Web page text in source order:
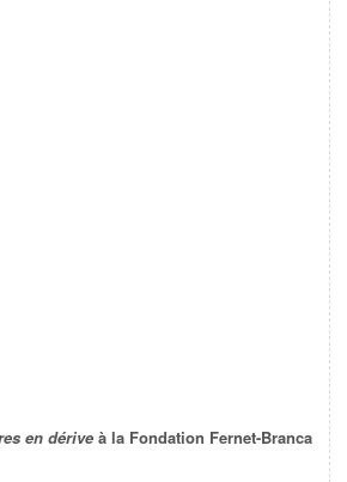
en dérive à la Fondation Fernet-Branca